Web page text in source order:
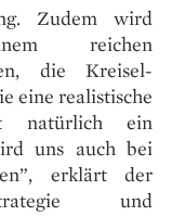
Zudem wird
reichen
die Kreisel-
eine realistische
natürlich ein
uns auch bei
erklärt der
und